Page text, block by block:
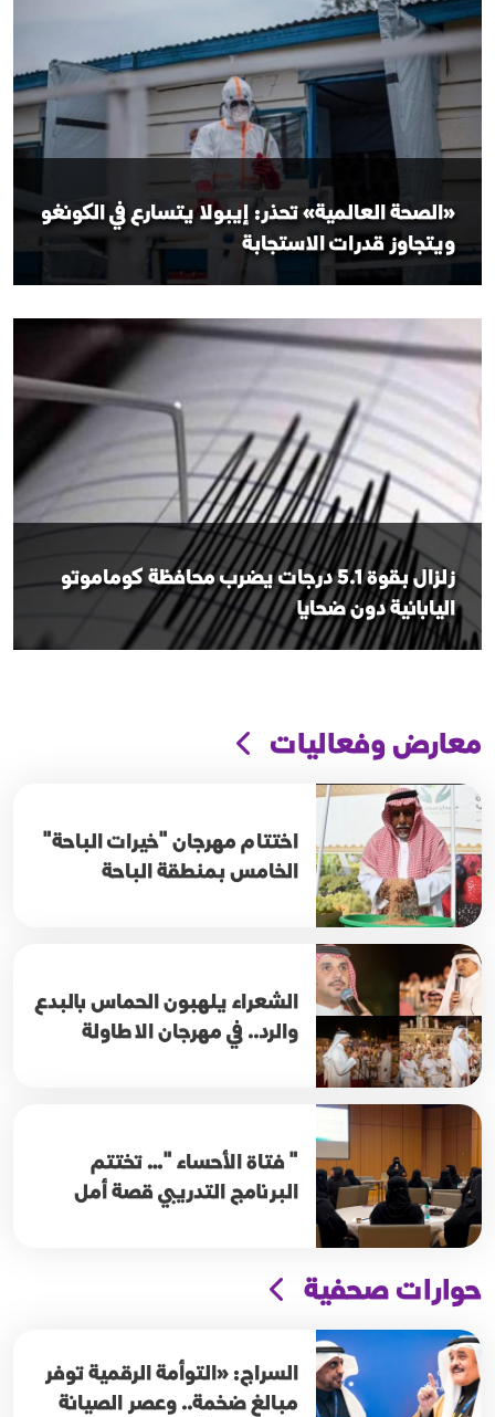
«الصحة العالمية» تحذر: إيبولا يتسارع في الكونغو
ويتجاوز قدرات الاستجابة
زلزال بقوة 5.1 درجات يضرب محافظة كوماموتو
اليابانية دون ضحايا
معارض وفعاليات
اختتام مهرجان "خيرات الباحة"
الخامس بمنطقة الباحة
الشعراء يلهبون الحماس بالبدع
والرد.. في مهرجان الاطاولة
" فتاة الأحساء "… تختتم
البرنامج التدريبي قصة أمل
حوارات صحفية
السراج: «التوأمة الرقمية توفر
مبالغ ضخمة.. وعصر الصيانة